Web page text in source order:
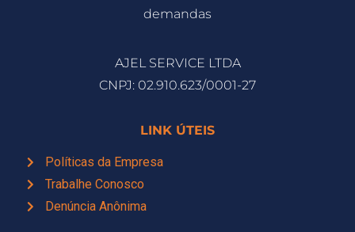
demandas
AJEL SERVICE LTDA
CNPJ: 02.910.623/0001-27
LINK ÚTEIS
Políticas da Empresa
Trabalhe Conosco
Denúncia Anônima